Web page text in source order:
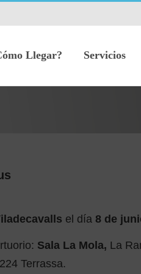
Llegar? Servicios
el día 8 de
Sala La Mola, La
Terrassa.